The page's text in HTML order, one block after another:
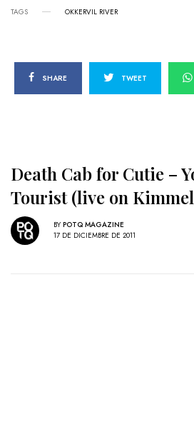
TAGS OKKERVIL RIVER
SHARE TWEET
Death Cab for Cutie –
Tourist (live on
BY POTQ MAGAZINE
17 DE DICIEMBRE DE 2011